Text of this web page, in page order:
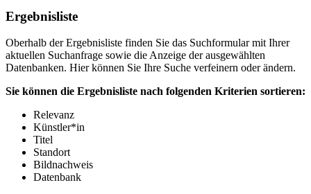
Ergebnisliste
Oberhalb der Ergebnisliste finden Sie das Suchformular mit Ihrer
aktuellen Suchanfrage sowie die Anzeige der ausgewählten
Datenbanken. Hier können Sie Ihre Suche verfeinern oder ändern.
Sie können die Ergebnisliste nach folgenden Kriterien sortieren:
Relevanz
Künstler*in
Titel
Standort
Bildnachweis
Datenbank